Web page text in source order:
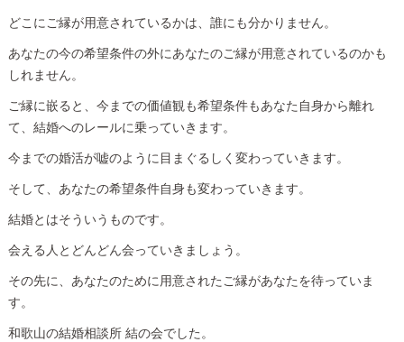
どこにご縁が用意されているかは、誰にも分かりません。
あなたの今の希望条件の外にあなたのご縁が用意されているのかも
しれません。
ご縁に嵌ると、今までの価値観も希望条件もあなた自身から離れ
て、結婚へのレールに乗っていきます。
今までの婚活が嘘のように目まぐるしく変わっていきます。
そして、あなたの希望条件自身も変わっていきます。
結婚とはそういうものです。
会える人とどんどん会っていきましょう。
その先に、あなたのために用意されたご縁があなたを待っていま
す。
和歌山の結婚相談所 結の会でした。